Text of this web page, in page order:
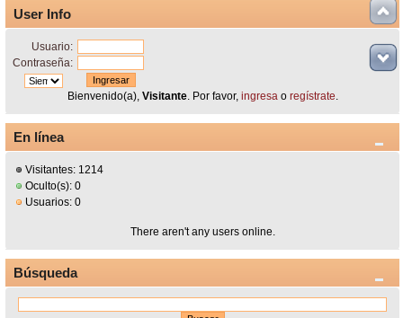
User Info
Usuario:
Contraseña:
Bienvenido(a), Visitante. Por favor, ingresao regístrate.
En línea
Visitantes: 1214
Oculto(s): 0
Usuarios: 0
There aren't any users online.
Búsqueda